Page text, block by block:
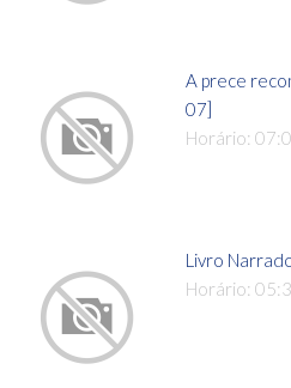
A prece
07]
Horário:
Livro
Horário: